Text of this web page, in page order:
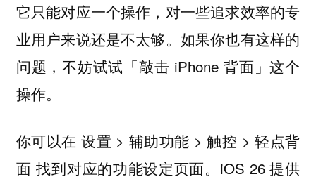
它只能对应一个操作，对一些追求效率的专
业用户来说还是不太够。如果你也有这样的
问题，不妨试试「敲击 iPhone 背面」这个
操作。
你可以在 设置 > 辅助功能 > 触控 > 轻点背
面 找到对应的功能设定页面。iOS 26 提供